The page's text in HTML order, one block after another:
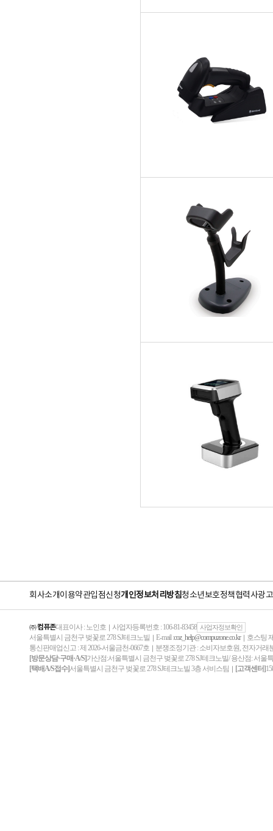
회사소개이용약관입점신청개인정보처리방침청소년보호정책협력사광
㈜ 컴퓨존대표이사 : 노인호 ｜ 사업자등록번호 : 106-81-83458 사업자정보확인
서울특별시 금천구 벚꽃로 278 SJ테크노빌 ｜ E-mail :coz_help@compuzone.co.kr｜ 호스팅
통신판매업신고 : 제 2026-서울금천-0667호 ｜ 분쟁조정기관 : 소비자보호원, 전자거래
[방문상담·구매·A/S]가산점:서울특별시 금천구 벚꽃로 278 SJ테크노빌/ 용산점: 서울
[택배A/S접수]서울특별시 금천구 벚꽃로 278 SJ테크노빌 3층 서비스팀 ｜ [고객센터]